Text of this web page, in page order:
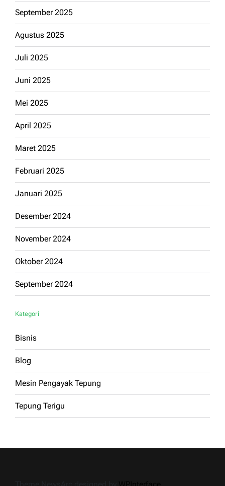
September 2025
Agustus 2025
Juli 2025
Juni 2025
Mei 2025
April 2025
Maret 2025
Februari 2025
Januari 2025
Desember 2024
November 2024
Oktober 2024
September 2024
Kategori
Bisnis
Blog
Mesin Pengayak Tepung
Tepung Terigu